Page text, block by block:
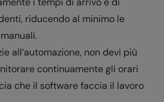
riducendo al minimo le
all’automazione, non devi più
continuamente gli orari
che il software faccia il lavoro